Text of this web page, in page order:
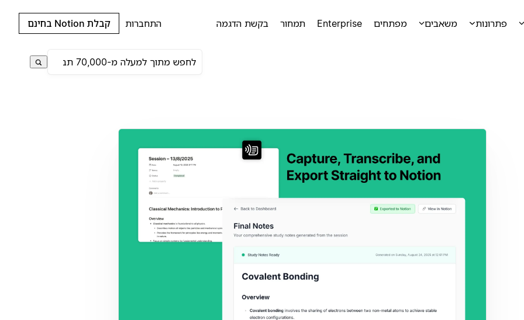
פתרונות משאבים מפתחים Enterprise תמחור בקשת הדגמה התחברות קבלת Notion בחינם